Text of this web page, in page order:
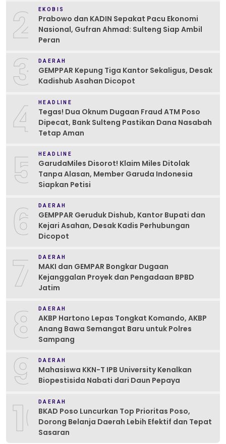
2 EKOBIS
Prabowo dan KADIN Sepakat Pacu Ekonomi
Nasional, Gufran Ahmad: Sulteng Siap Ambil
Peran
3 DAERAH
GEMPPAR Kepung Tiga Kantor Sekaligus, Desak
Kadishub Asahan Dicopot
4 HEADLINE
Tegas! Dua Oknum Dugaan Fraud ATM Poso
Dipecat, Bank Sulteng Pastikan Dana Nasabah
Tetap Aman
5 HEADLINE
GarudaMiles Disorot! Klaim Miles Ditolak
Tanpa Alasan, Member Garuda Indonesia
Siapkan Petisi
6 DAERAH
GEMPPAR Geruduk Dishub, Kantor Bupati dan
Kejari Asahan, Desak Kadis Perhubungan
Dicopot
7 DAERAH
MAKI dan GEMPAR Bongkar Dugaan
Kejanggalan Proyek dan Pengadaan BPBD
Jatim
8 DAERAH
AKBP Hartono Lepas Tongkat Komando, AKBP
Anang Bawa Semangat Baru untuk Polres
Sampang
9 DAERAH
Mahasiswa KKN-T IPB University Kenalkan
Biopestisida Nabati dari Daun Pepaya
10DAERAH
BKAD Poso Luncurkan Top Prioritas Poso,
Dorong Belanja Daerah Lebih Efektif dan Tepat
Sasaran